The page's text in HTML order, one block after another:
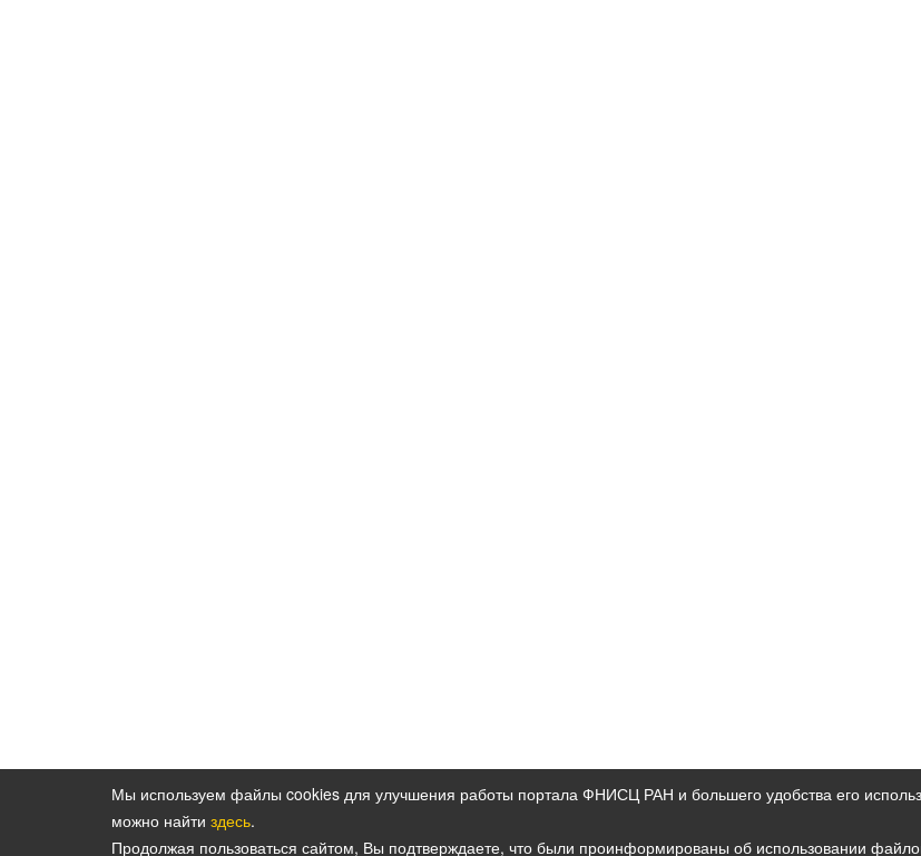
Политика конфиденциальности персональных данных
Мы используем файлы cookies для улучшения работы портала ФНИСЦ РАН и большего удобства его
можно найти здесь.
Продолжая пользоваться сайтом, Вы подтверждаете, что были проинформированы об использовании